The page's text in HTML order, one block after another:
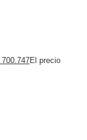
700.747El precio